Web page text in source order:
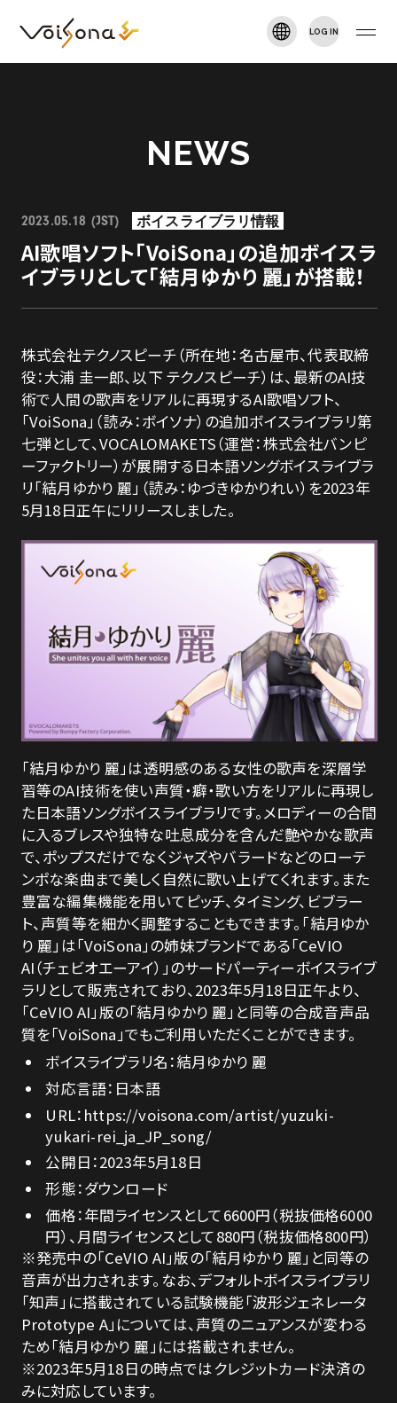
LOG IN
VOISONA TALK
ARTIST
DOWNLOAD
MANUAL
LICENSE
CONTACT
NEWS
2023.05.18 (JST) ボイスライブラリ情報
AI歌唱ソフト「VoiSona」の追加ボイスラ
イブラリとして「結月ゆかり 麗」が搭載！
株式会社テクノスピーチ（所在地：名古屋市、代表取締
役：大浦 圭一郎、以下 テクノスピーチ）は、最新のAI技
術で人間の歌声をリアルに再現するAI歌唱ソフト、
「VoiSona」（読み：ボイソナ）の追加ボイスライブラリ第
七弾として、VOCALOMAKETS（運営：株式会社バンピ
ーファクトリー）が展開する日本語ソングボイスライブラ
リ「結月ゆかり 麗」（読み：ゆづきゆかりれい）を2023年
5月18日正午にリリースしました。
「結月ゆかり 麗」は透明感のある女性の歌声を深層学
習等のAI技術を使い声質・癖・歌い方をリアルに再現し
た日本語ソングボイスライブラリです。メロディーの合間
に入るブレスや独特な吐息成分を含んだ艶やかな歌声
で、ポップスだけでなくジャズやバラードなどのローテ
ンポな楽曲まで美しく自然に歌い上げてくれます。また
豊富な編集機能を用いてピッチ、タイミング、ビブラー
ト、声質等を細かく調整することもできます。「結月ゆか
り 麗」は「VoiSona」の姉妹ブランドである「CeVIO
AI（チェビオエーアイ）」のサードパーティーボイスライブ
ラリとして販売されており、2023年5月18日正午より、
「CeVIO AI」版の「結月ゆかり 麗」と同等の合成音声品
質を「VoiSona」でもご利用いただくことができます。
ボイスライブラリ名：結月ゆかり 麗
対応言語：日本語
URL： https://voisona.com/artist/yuzuki-
yukari-rei_ja_JP_song/
公開日：2023年5月18日
形態：ダウンロード
価格：年間ライセンスとして6600円（税抜価格6000
円）、月間ライセンスとして880円（税抜価格800円）
※発売中の「CeVIO AI」版の「結月ゆかり 麗」と同等の
音声が出力されます。なお、デフォルトボイスライブラリ
「知声」に搭載されている試験機能「波形ジェネレータ
Prototype A」については、声質のニュアンスが変わる
ため「結月ゆかり 麗」には搭載されません。
※2023年5月18日の時点ではクレジットカード決済の
みに対応しています。